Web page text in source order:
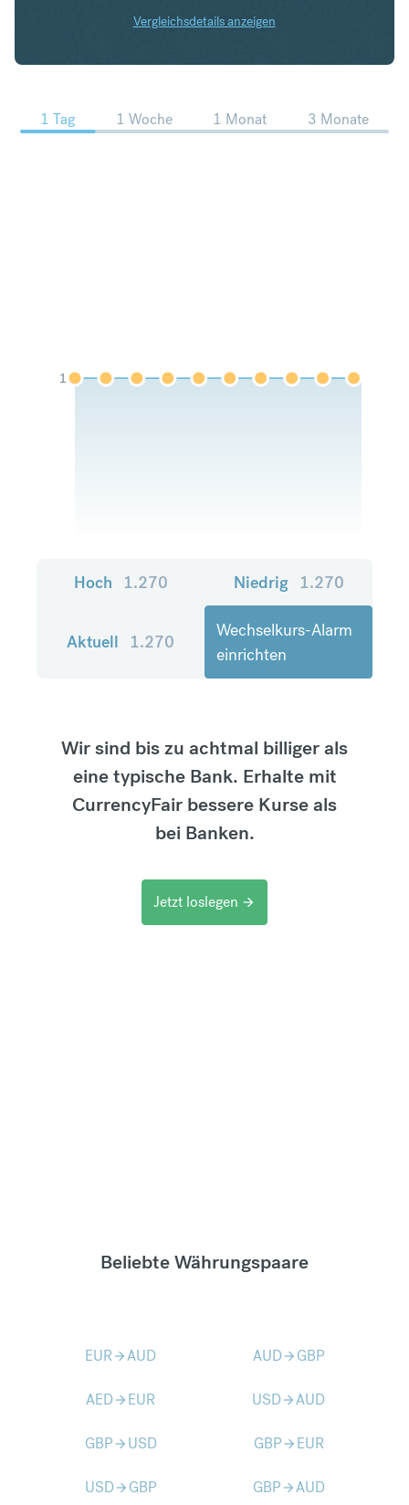
Vergleichsdetails anzeigen
USD in SGD Trends
1 Tag 1 Woche 1 Monat 3 Monate
1
Hoch 1.270 Niedrig 1.270
Aktuell 1.270
Wechselkurs-Alarm
einrichten
Wir sind bis zu achtmal billiger als
eine typische Bank. Erhalte mit
CurrencyFair bessere Kurse als
bei Banken.
Jetzt loslegen arrow_forward
Beliebte Währungspaare
EURarrow_forwardAUD AUDarrow_forward GBP
AEDarrow_forward EUR USDarrow_forwardAUD
GBParrow_forward USD GBParrow_forward EUR
USDarrow_forward GBP GBParrow_forwardAUD